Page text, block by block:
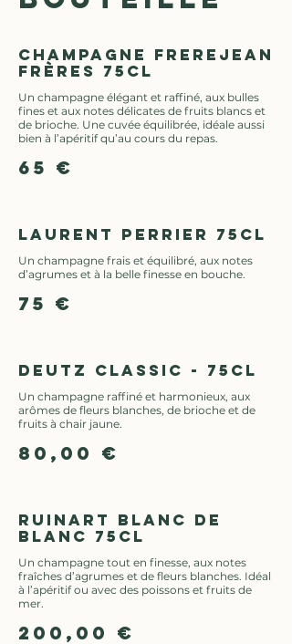
Champagne Frerejean
Frères 75cl
Un champagne élégant et raffiné, aux bulles
fines et aux notes délicates de fruits blancs et
de brioche. Une cuvée équilibrée, idéale aussi
bien à l’apéritif qu’au cours du repas.
65 €
Laurent Perrier 75cl
Un champagne frais et équilibré, aux notes
d’agrumes et à la belle finesse en bouche.
75 €
Deutz Classic - 75cl
Un champagne raffiné et harmonieux, aux
arômes de fleurs blanches, de brioche et de
fruits à chair jaune.
80,00 €
Ruinart Blanc de
Blanc 75cl
Un champagne tout en finesse, aux notes
fraîches d’agrumes et de fleurs blanches. Idéal
à l’apéritif ou avec des poissons et fruits de
mer.
200,00 €